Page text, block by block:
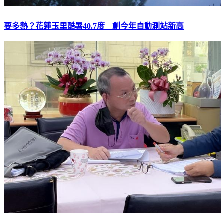
要多熱？花蓮玉里酷暑40.7度 創今年自動測站新高